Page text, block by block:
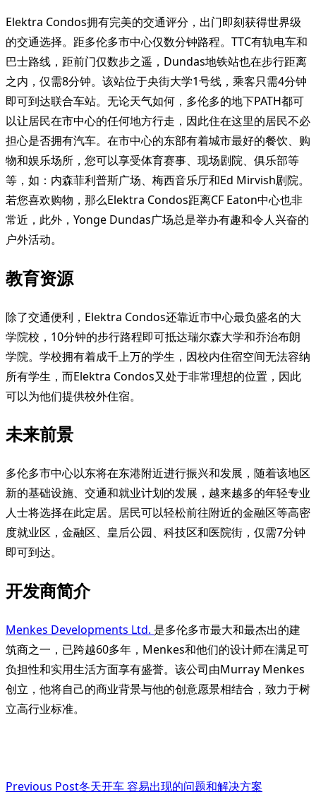
Elektra Condos拥有完美的交通评分，出门即刻获得世界级
的交通选择。距多伦多市中心仅数分钟路程。TTC有轨电车和
巴士路线，距前门仅数步之遥，Dundas地铁站也在步行距离
之内，仅需8分钟。该站位于央街大学1号线，乘客只需4分钟
即可到达联合车站。无论天气如何，多伦多的地下PATH都可
以让居民在市中心的任何地方行走，因此住在这里的居民不必
担心是否拥有汽车。在市中心的东部有着城市最好的餐饮、购
物和娱乐场所，您可以享受体育赛事、现场剧院、俱乐部等
等，如：内森菲利普斯广场、梅西音乐厅和Ed Mirvish剧院。
若您喜欢购物，那么Elektra Condos距离CF Eaton中心也非
常近，此外，Yonge Dundas广场总是举办有趣和令人兴奋的
户外活动。
教育资源
除了交通便利，Elektra Condos还靠近市中心最负盛名的大
学院校，10分钟的步行路程即可抵达瑞尔森大学和乔治布朗
学院。学校拥有着成千上万的学生，因校内住宿空间无法容纳
所有学生，而Elektra Condos又处于非常理想的位置，因此
可以为他们提供校外住宿。
未来前景
多伦多市中心以东将在东港附近进行振兴和发展，随着该地区
新的基础设施、交通和就业计划的发展，越来越多的年轻专业
人士将选择在此定居。居民可以轻松前往附近的金融区等高密
度就业区，金融区、皇后公园、科技区和医院街，仅需7分钟
即可到达。
开发商简介
Menkes Developments Ltd. 是多伦多市最大和最杰出的建
筑商之一，已跨越60多年，Menkes和他们的设计师在满足可
负担性和实用生活方面享有盛誉。该公司由Murray Menkes
创立，他将自己的商业背景与他的创意愿景相结合，致力于树
立高行业标准。
class="nav-
Previous Post冬天开车 容易出现的问题和解决方案